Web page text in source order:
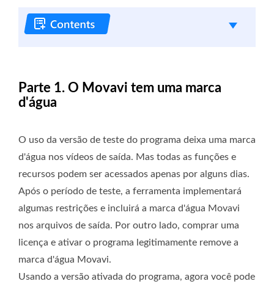
Parte 1. O Movavi tem uma marca
d'água
O uso da versão de teste do programa deixa uma marca
d'água nos vídeos de saída. Mas todas as funções e
recursos podem ser acessados ​​apenas por alguns dias.
Após o período de teste, a ferramenta implementará
algumas restrições e incluirá a marca d'água Movavi
nos arquivos de saída. Por outro lado, comprar uma
licença e ativar o programa legitimamente remove a
marca d'água Movavi.
Usando a versão ativada do programa, agora você pode